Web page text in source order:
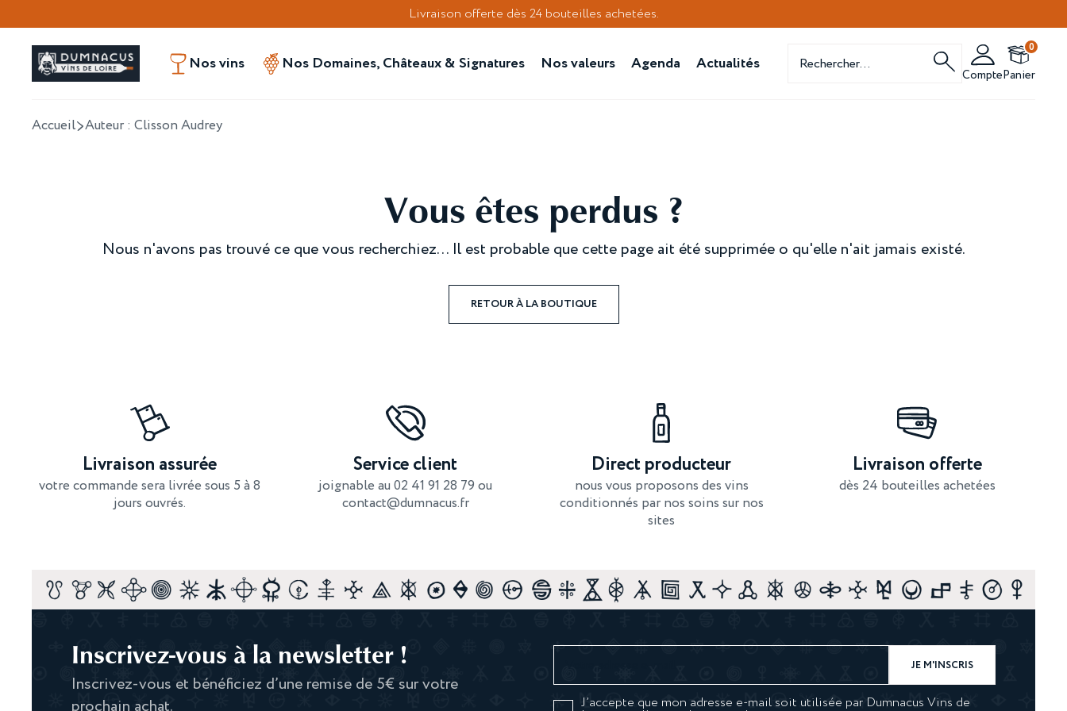
Livraison offerte dès 24 bouteilles achetées.
Nos vins Nos Domaines, Châteaux & Signatures Nos valeurs Agenda Actualités de
produits Compte
0
Panier
Accueil Auteur : Clisson Audrey
Vous êtes perdus ?
Nous n'avons pas trouvé ce que vous recherchiez... Il est probable que cette page ait été supprimée o qu'elle n'ait jamais existé.
RETOUR À LA BOUTIQUE
Livraison assurée
votre commande sera livrée sous 5 à 8
jours ouvrés.
Service client
joignable au 02 41 91 28 79 ou
contact@dumnacus.fr
Direct producteur
nous vous proposons des vins
conditionnés par nos soins sur nos
sites
Livraison offerte
dès 24 bouteilles achetées
Inscrivez-vous à la newsletter !
Inscrivez-vous et bénéficiez d’une remise de 5€ sur votre
J’accepte que mon adresse e-mail soit utilisée par Dumnacus Vins de